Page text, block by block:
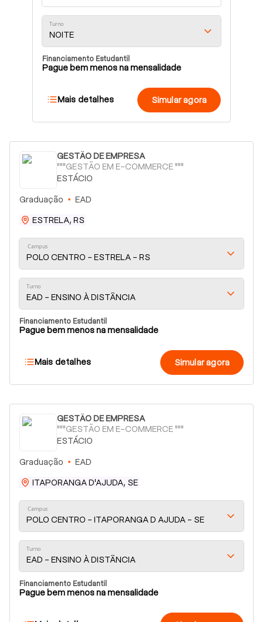
Turno
NOITE
Financiamento Estudantil
Pague bem menos na mensalidade
Mais detalhes Simular agora
GESTÃO DE EMPRESA
"""GESTÃO EM E-COMMERCE """
ESTÁCIO
Graduação EAD
ESTRELA, RS
Campus
POLO CENTRO - ESTRELA - RS
Turno
EAD - ENSINO À DISTÂNCIA
Financiamento Estudantil
Pague bem menos na mensalidade
Mais detalhes Simular agora
GESTÃO DE EMPRESA
"""GESTÃO EM E-COMMERCE """
ESTÁCIO
Graduação EAD
ITAPORANGA D'AJUDA, SE
Campus
POLO CENTRO - ITAPORANGA D AJUDA - SE
Turno
EAD - ENSINO À DISTÂNCIA
Financiamento Estudantil
Pague bem menos na mensalidade